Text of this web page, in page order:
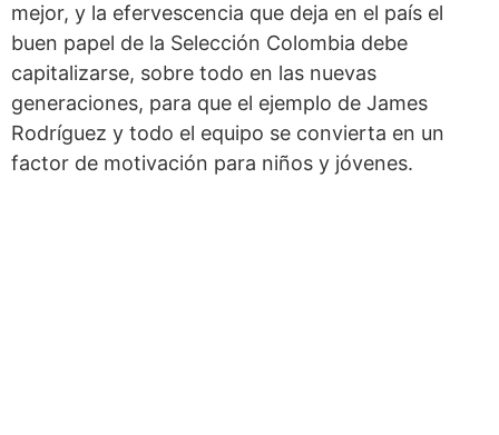
mejor, y la efervescencia que deja en el país el
buen papel de la Selección Colombia debe
capitalizarse, sobre todo en las nuevas
generaciones, para que el ejemplo de James
Rodríguez y todo el equipo se convierta en un
factor de motivación para niños y jóvenes.